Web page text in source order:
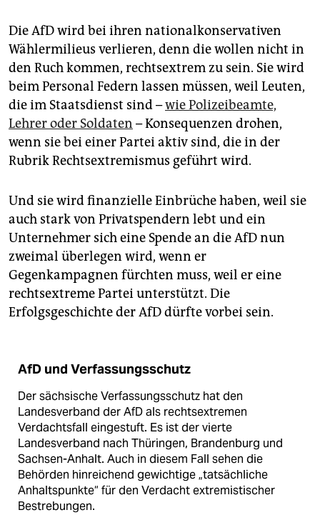
Die AfD wird bei ihren nationalkonservativen
Wählermilieus verlieren, denn die wollen nicht in
den Ruch kommen, rechtsextrem zu sein. Sie wird
beim Personal Federn lassen müssen, weil Leuten,
die im Staatsdienst sind –wie Polizeibeamte,
Lehrer oder Soldaten – Konsequenzen drohen,
wenn sie bei einer Partei aktiv sind, die in der
Rubrik Rechtsextremismus geführt wird.
Und sie wird finanzielle Einbrüche haben, weil sie
auch stark von Privatspendern lebt und ein
Unternehmer sich eine Spende an die AfD nun
zweimal überlegen wird, wenn er
Gegenkampagnen fürchten muss, weil er eine
rechtsextreme Partei unterstützt. Die
Erfolgsgeschichte der AfD dürfte vorbei sein.
AfD und Verfassungsschutz
Der sächsische Verfassungsschutz hat den
Landesverband der AfD als rechtsextremen
Verdachtsfall eingestuft. Es ist der vierte
Landesverband nach Thüringen, Brandenburg und
Sachsen-Anhalt. Auch in diesem Fall sehen die
Behörden hinreichend gewichtige „tatsächliche
Anhalts­punkte“ für den Verdacht extremistischer
Bestrebungen.